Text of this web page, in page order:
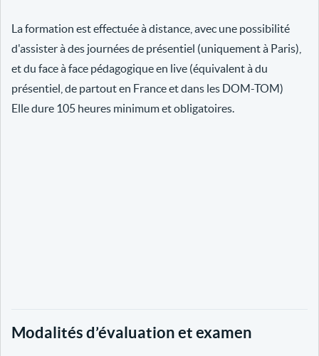
La formation est effectuée à distance, avec une possibilité
d'assister à des journées de présentiel (uniquement à Paris),
et du face à face pédagogique en live (équivalent à du
présentiel, de partout en France et dans les DOM-TOM)
Elle dure 105 heures minimum et obligatoires.
Modalités d’évaluation et examen